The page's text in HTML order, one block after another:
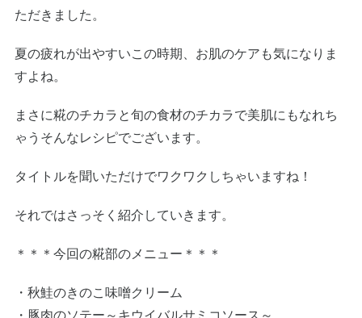
ただきました。
夏の疲れが出やすいこの時期、お肌のケアも気になりま
すよね。
まさに糀のチカラと旬の食材のチカラで美肌にもなれち
ゃうそんなレシピでございます。
タイトルを聞いただけでワクワクしちゃいますね！
それではさっそく紹介していきます。
＊＊＊今回の糀部のメニュー＊＊＊
・秋鮭のきのこ味噌クリーム
・豚肉のソテー～キウイバルサミコソース～